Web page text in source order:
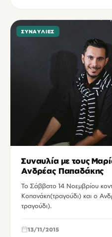
ΣΥΝΑΥΛΊΕΣ
Συναυλία με τους
Ανδρέας Παπαδάκης
Το Σάββατο 14 Νοεμβρίου
Κοπανάκη(τραγούδι) και ο
τραγούδι).
13/11/2015